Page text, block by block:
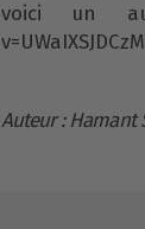
voici un
v=UWaIXSJDCzM
Auteur : Hamant